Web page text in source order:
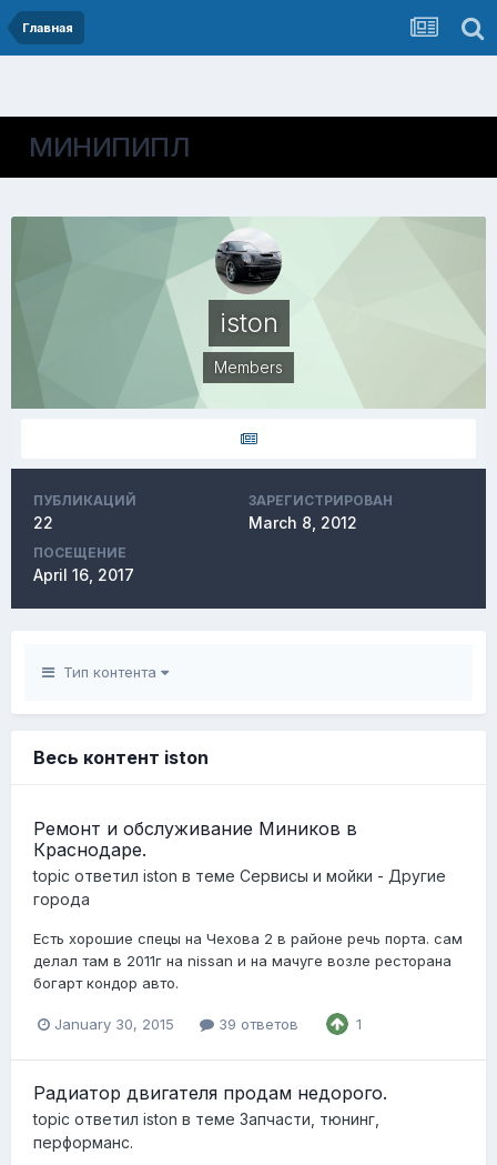
Главная
МИНИПИПЛ
iston
Members
ПУБЛИКАЦИЙ
22
ЗАРЕГИСТРИРОВАН
March 8, 2012
ПОСЕЩЕНИЕ
April 16, 2017
Тип контента
Весь контент iston
Ремонт и обслуживание Миников в
Краснодаре.
topic ответил iston в теме Сервисы и мойки - Другие
города
Есть хорошие спецы на Чехова 2 в районе речь порта. сам
делал там в 2011г на nissan и на мачуге возле ресторана
богарт кондор авто.
January 30, 2015 39 ответов 1
Радиатор двигателя продам недорого.
topic ответил iston в теме Запчасти, тюнинг,
перформанс.